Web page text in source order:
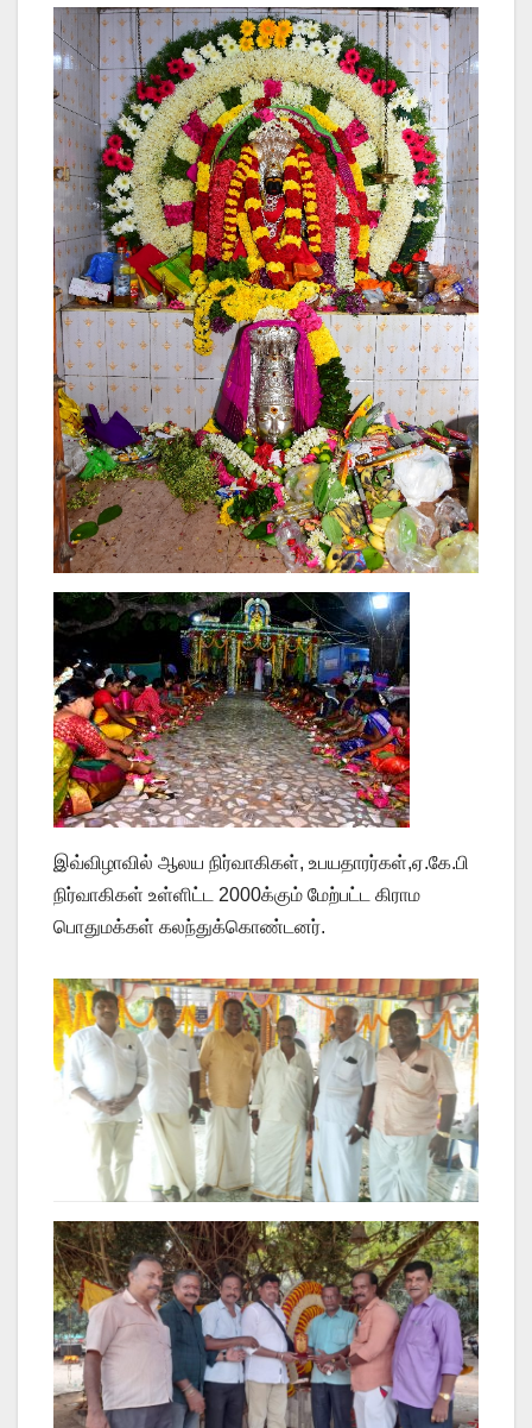
இவ்விழாவில் ஆலய நிர்வாகிகள், உபயதாரர்கள்,ஏ.கே.பி
நிர்வாகிகள் உள்ளிட்ட 2000க்கும் மேற்பட்ட கிராம
பொதுமக்கள் கலந்துக்கொண்டனர்.